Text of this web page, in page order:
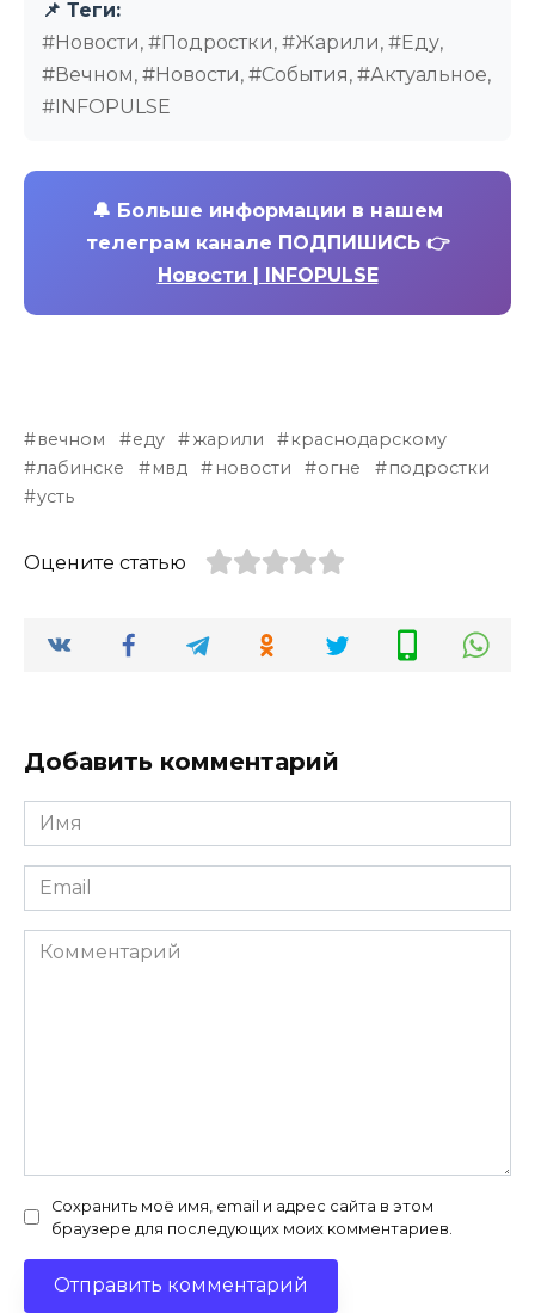
📌 Теги:
#Новости, #Подростки, #Жарили, #Еду,
#Вечном, #Новости, #События, #Актуальное,
#INFOPULSE
🔔 Больше информации в нашем
телеграм канале ПОДПИШИСЬ 👉
Новости | INFOPULSE
вечном еду жарили
краснодарскому
лабинске
мвд новости огне
подростки
усть
Оцените статью
Добавить комментарий
Имя
*
Email
*
Комментарий
Сохранить моё имя, email и адрес сайта в этом
браузере для последующих моих комментариев.